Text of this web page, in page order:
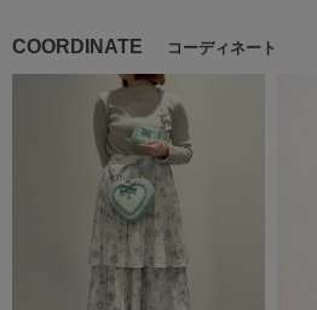
COORDINATE コーディネート